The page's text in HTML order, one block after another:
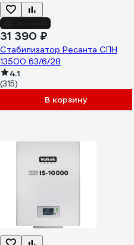
31 390 ₽
Стабилизатор Ресанта СПН
13500 63/6/28
4.1
(315)
В корзину